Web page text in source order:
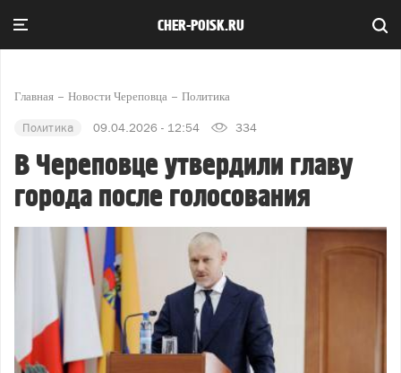
CHER-POISK.RU
Главная Новости Череповца Политика
Политика 09.04.2026 - 12:54 334
В Череповце утвердили главу
города после голосования